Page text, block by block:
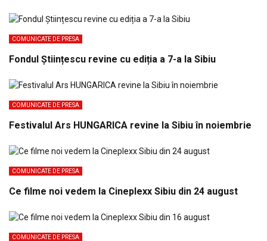
COMUNICATE DE PRESA
Fondul Științescu revine cu ediția a 7-a la Sibiu
COMUNICATE DE PRESA
Festivalul Ars HUNGARICA revine la Sibiu în noiembrie
COMUNICATE DE PRESA
Ce filme noi vedem la Cineplexx Sibiu din 24 august
COMUNICATE DE PRESA